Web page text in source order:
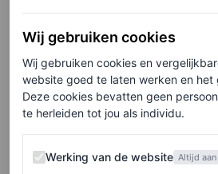
en glanzende stoffen.
Wij gebruiken cookies
Wij gebruiken cookies en
website goed te laten werken en het
Deze cookies bevatten geen
te herleiden tot jou als individu.
Werking van de website
Werking van de website Altijd aan